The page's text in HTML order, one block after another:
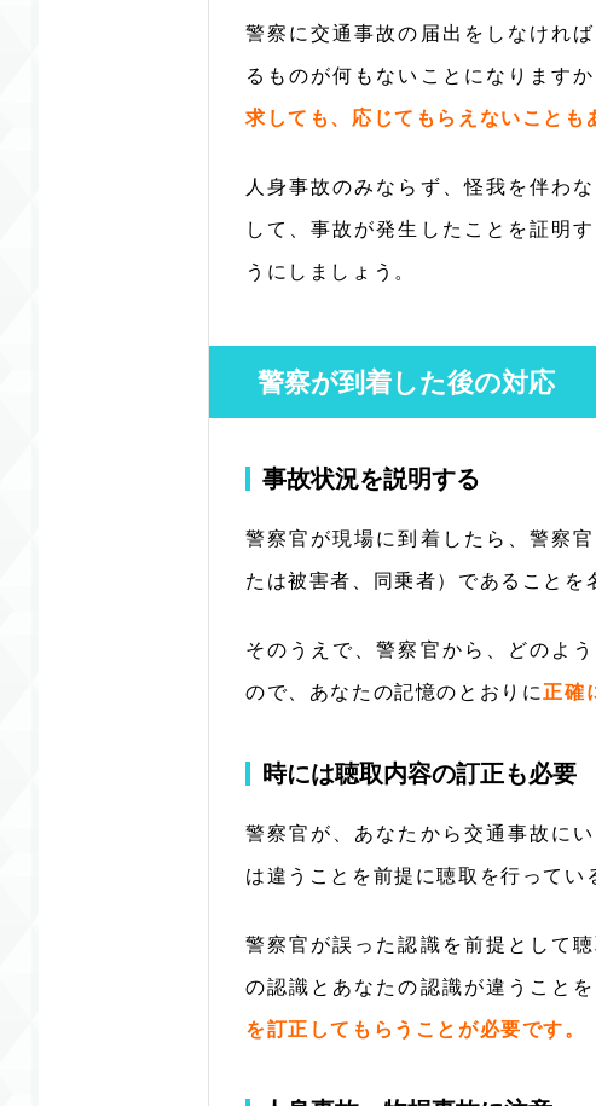
警察に交通事故の届出をしなけれ
るものが何もないことになりますか
求しても、応じてもらえないことも
人身事故のみならず、怪我を伴わ
して、事故が発生したことを証明
うにしましょう。
警察が到着した後の対応
事故状況を説明する
警察官が現場に到着したら、警察
たは被害者、同乗者）であることを
そのうえで、警察官から、どのよ
ので、あなたの記憶のとおりに正確
時には聴取内容の訂正も必要
警察官が、あなたから交通事故に
は違うことを前提に聴取を行ってい
警察官が誤った認識を前提として
の認識とあなたの認識が違うことを
を訂正してもらうことが必要です。